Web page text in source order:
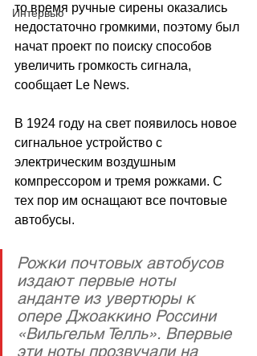
Интервью
то время ручные сирены оказались
недостаточно громкими, поэтому был
начат проект по поиску способов
увеличить громкость сигнала,
сообщает Le News.
В 1924 году на свет появилось новое
сигнальное устройство с
электрическим воздушным
компрессором и тремя рожками. С
тех пор им оснащают все почтовые
автобусы.
Рожки почтовых автобусов
издают первые ноты
анданте из увертюры к
опере Джоаккино Россини
«Вильгельм Телль». Впервые
эти ноты прозвучали на